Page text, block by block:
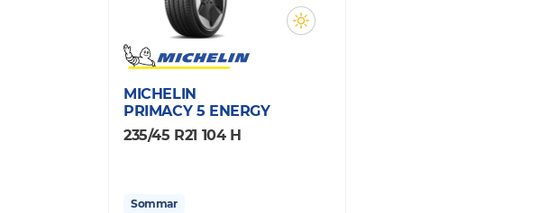
MICHELIN
PRIMACY 5 ENERGY
235/45 R21 104 H
Sommar